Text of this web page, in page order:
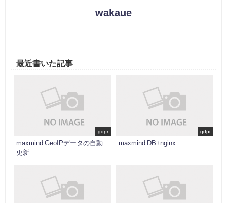
wakaue
最近書いた記事
gdpr
maxmind GeoIPデータの自動
更新
gdpr
maxmind DB+nginx